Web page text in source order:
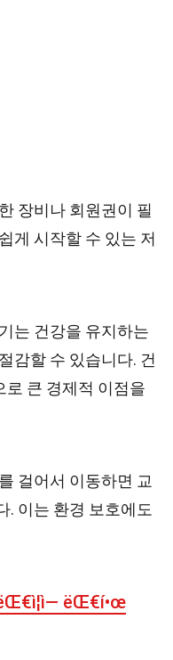
장비나 회원권이 필
게 시작할 수 있는 저
는 건강을 유지하는
감할 수 있습니다. 건
큰 경제적 이점을
걸어서 이동하면 교
. 이는 환경 보호에도
ëŒ€í•œ